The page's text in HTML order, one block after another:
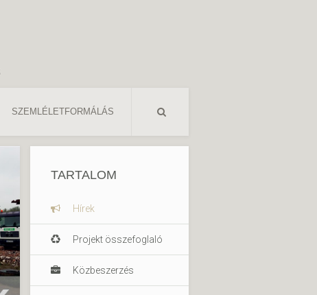
SZEMLÉLETFORMÁLÁS
TARTALOM
Hírek
Projekt összefoglaló
Közbeszerzés